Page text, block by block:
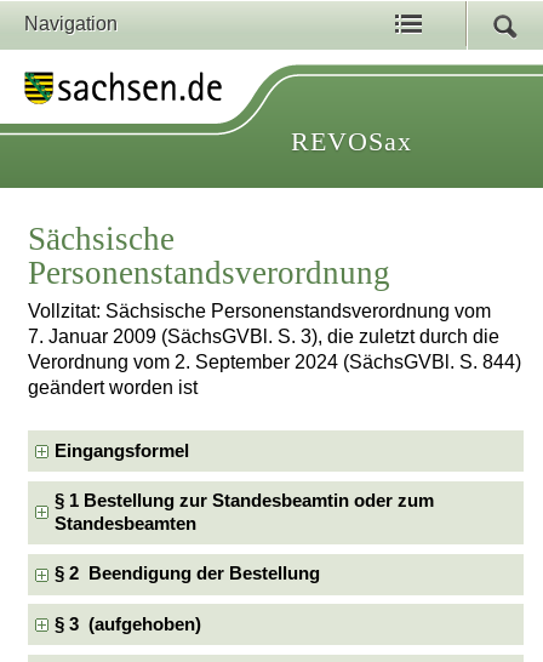
Navigation
REVOSax
Sächsische
Personenstandsverordnung
Vollzitat: Sächsische Personenstandsverordnung vom
7. Januar 2009 (SächsGVBl. S. 3), die zuletzt durch die
Verordnung vom 2. September 2024 (SächsGVBl. S. 844)
geändert worden ist
Eingangsformel
§ 1 Bestellung zur Standesbeamtin oder zum
Standesbeamten
§ 2 Beendigung der Bestellung
§ 3 (aufgehoben)